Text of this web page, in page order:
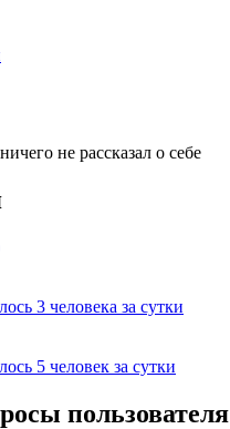
не рассказал о себе
3 человека за сутки
5 человек за сутки
пользователя